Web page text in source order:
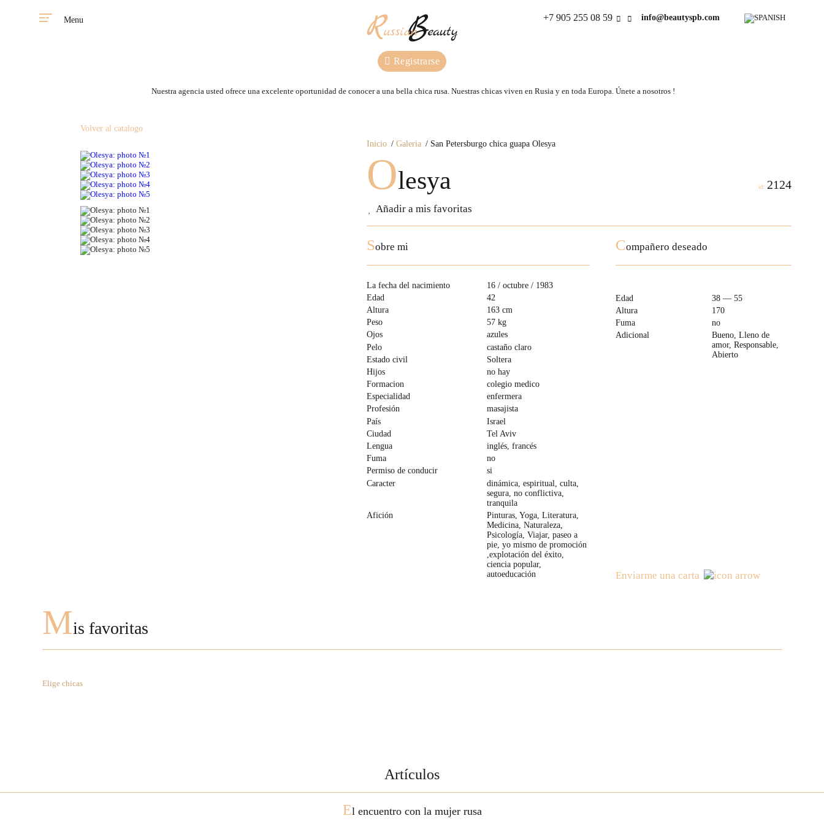
Menu +7 905 255 08 59 info@beautyspb.com
Registrarse
Nuestra agencia usted ofrece una excelente oportunidad de conocer a una bella chica rusa. Nuestras сhicas viven en Rusia y en toda Europa. Únete a nosotros !
Inicio Galeria San Petersburgo chica guapa Olesya
Olesya
Añadir a mis favoritas
id: 2124
Volver al catalogo
Sobre mi
La fecha del nacimiento
16 / octubre / 1983
Edad
42
Altura
163 cm
Peso
57 kg
Ojos
azules
Pelo
castaño claro
Estado civil
Soltera
Hijos
no hay
Formacion
colegio medico
Especialidad
enfermera
Profesión
masajista
País
Israel
Ciudad
Tel Aviv
Lengua
inglés, francés
Fuma
no
Permiso de conducir
si
Caracter
dinámica, espiritual, culta,
segura, no conflictiva,
tranquila
Afición
Pinturas, Yoga, Literatura,
Medicina, Naturaleza,
Psicología, Viajar, paseo a
pie, yo mismo de promoción
,explotación del éxito,
ciencia popular,
autoeducación
Compañero deseado
Edad
38 — 55
Altura
170
Fuma
no
Adicional
Bueno, Lleno de
amor, Responsable,
Abierto
Enviarme una carta
Mis favoritas
Elige chicas
Artículos
El encuentro con la mujer rusa